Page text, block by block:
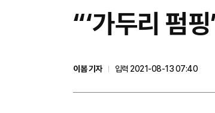
​“‘가두리 펌
이봄 기자
입력 2021-08-13 07:40